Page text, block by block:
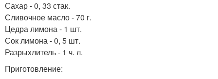
Сахар - 0, 33 стак.
Сливочное масло - 70 г.
Цедра лимона - 1 шт.
Сок лимона - 0, 5 шт.
Разрыхлитель - 1 ч. л.
Приготовление: